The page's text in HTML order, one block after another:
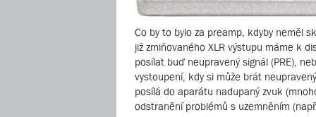
Co by to bylo za preamp, kdyby neměl
již zmiňovaného XLR výstupu máme k
posílat buď neupravený signál (PRE),
vystoupení, kdy si může brát
posílá do aparátu nadupaný zvuk
odstranění problémů s uzemněním